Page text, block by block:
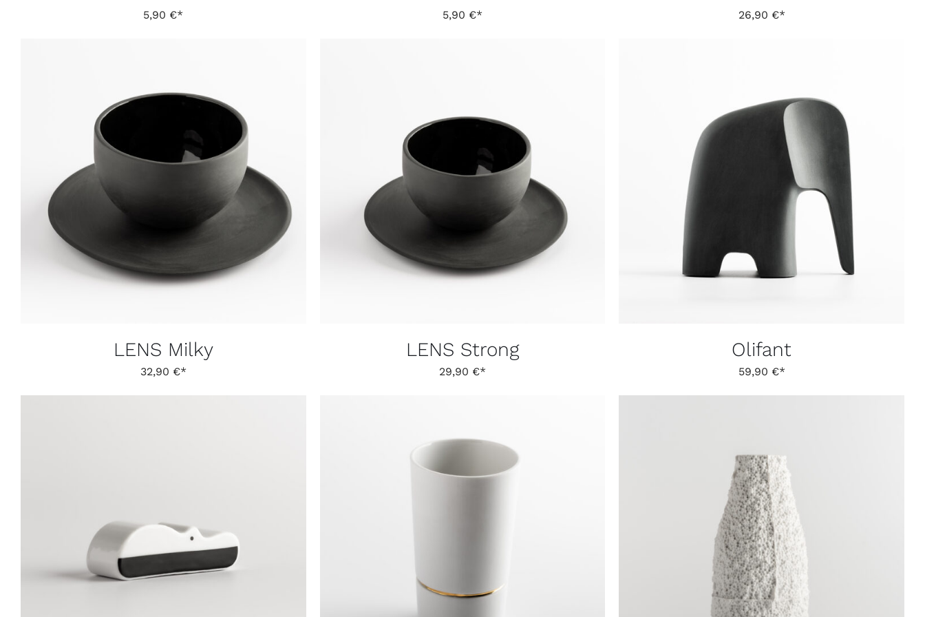
5,90 € 5,90 € 26,90 €
DETAILS
LENS Milky
32,90 €
IN DEN WARENKORB DETAILS
LENS Strong
29,90 €
IN DEN WARENKORB /
Olifant
59,90 €
AUSFÜHRUNG WÄHLEN
DIESES
PRODUKT
WEIST
MEHRERE
DETAILS IN DEN WARENKORB /